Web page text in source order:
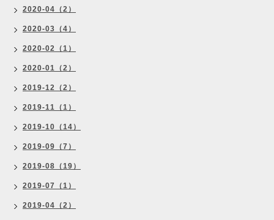
2020-04（2）
2020-03（4）
2020-02（1）
2020-01（2）
2019-12（2）
2019-11（1）
2019-10（14）
2019-09（7）
2019-08（19）
2019-07（1）
2019-04（2）